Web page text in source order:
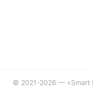
© 2021-2026 — «Smart